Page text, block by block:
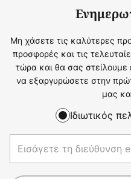
Μη χάσετε τις καλύτερες
προσφορές και τις
τώρα και θα σας στείλουμε
να εξαργυρώσετε στην
μας
Ιδιωτικός